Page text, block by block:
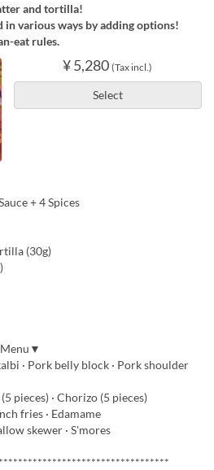
and tortilla!
in various ways by adding options!
eat rules.
¥ 5,280 (Tax incl.)
Select
+ 4 Spices
(30g)
· Pork belly block · Pork shoulder
pieces) · Chorizo (5 pieces)
fries · Edamame
skewer · S'mores